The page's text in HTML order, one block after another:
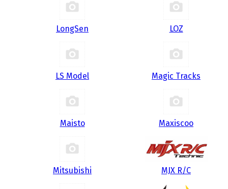
LongSen LOZ
LS Model Magic Tracks
Maisto Maxiscoo
Mitsubishi MJX R/C